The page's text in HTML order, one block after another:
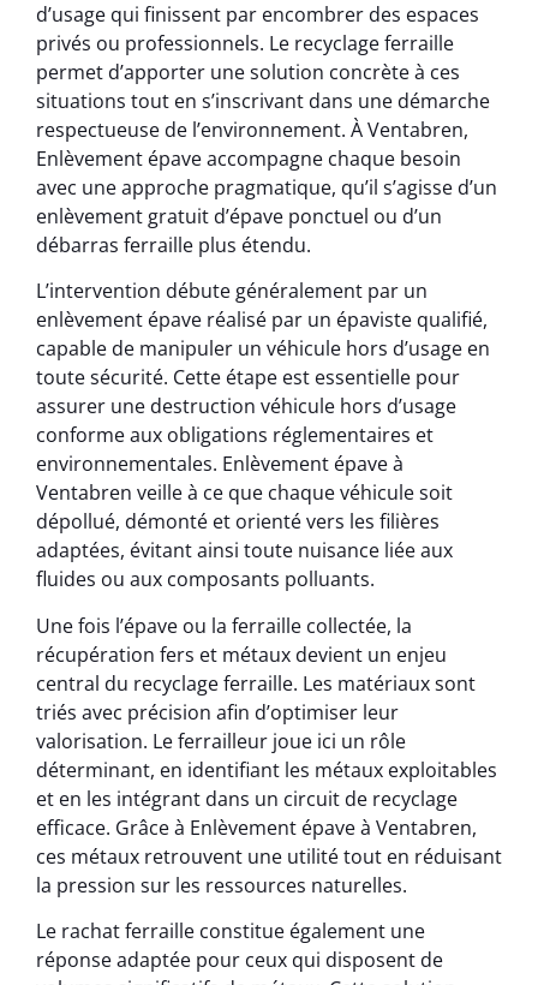
d’usage qui finissent par encombrer des espaces
privés ou professionnels. Le recyclage ferraille
permet d’apporter une solution concrète à ces
situations tout en s’inscrivant dans une démarche
respectueuse de l’environnement. À Ventabren,
Enlèvement épave accompagne chaque besoin
avec une approche pragmatique, qu’il s’agisse d’un
enlèvement gratuit d’épave ponctuel ou d’un
débarras ferraille plus étendu.
L’intervention débute généralement par un
enlèvement épave réalisé par un épaviste qualifié,
capable de manipuler un véhicule hors d’usage en
toute sécurité. Cette étape est essentielle pour
assurer une destruction véhicule hors d’usage
conforme aux obligations réglementaires et
environnementales. Enlèvement épave à
Ventabren veille à ce que chaque véhicule soit
dépollué, démonté et orienté vers les filières
adaptées, évitant ainsi toute nuisance liée aux
fluides ou aux composants polluants.
Une fois l’épave ou la ferraille collectée, la
récupération fers et métaux devient un enjeu
central du recyclage ferraille. Les matériaux sont
triés avec précision afin d’optimiser leur
valorisation. Le ferrailleur joue ici un rôle
déterminant, en identifiant les métaux exploitables
et en les intégrant dans un circuit de recyclage
efficace. Grâce à Enlèvement épave à Ventabren,
ces métaux retrouvent une utilité tout en réduisant
la pression sur les ressources naturelles.
Le rachat ferraille constitue également une
réponse adaptée pour ceux qui disposent de